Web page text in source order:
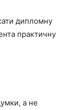
дипломну
практичну
а не